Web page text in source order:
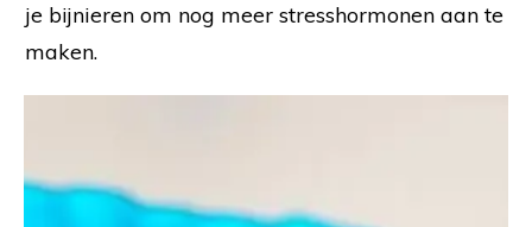
je bijnieren om nog meer stresshormonen aan te
maken.